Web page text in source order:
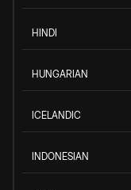
HINDI
HUNGARIAN
ICELANDIC
INDONESIAN